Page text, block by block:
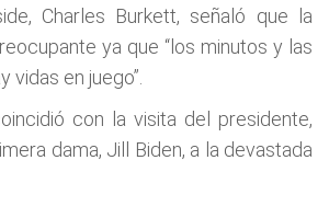
Charles Burkett, señaló que la
ya que “los minutos y las
vidas en juego”.
con la visita del presidente,
dama, Jill Biden, a la devastada